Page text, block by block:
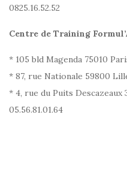
0825.16.52.52
Centre de Training
* 105 bld Magenda 75010
* 87, rue Nationale 59800
* 4, rue du Puits Descazeaux
05.56.81.01.64